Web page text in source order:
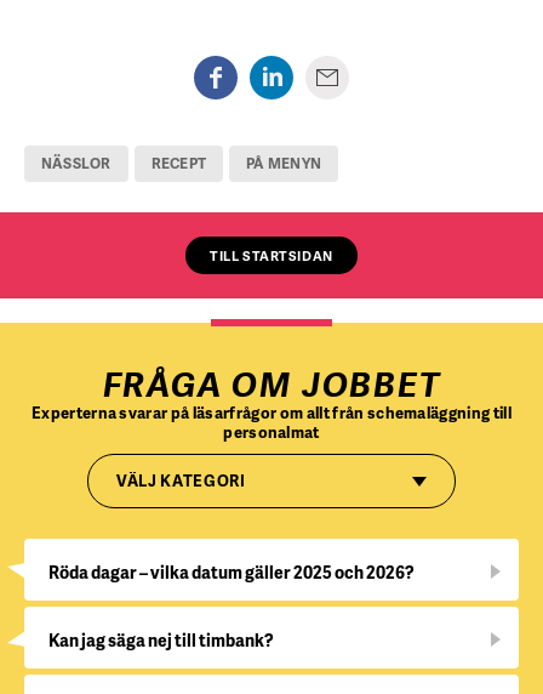
NÄSSLOR RECEPT PÅ MENYN
TILL STARTSIDAN
FRÅGA OM JOBBET
Experterna svarar på läsarfrågor om allt från schemaläggning till
personalmat
VÄLJ KATEGORI
Röda dagar – vilka datum gäller 2025 och 2026?
Kan jag säga nej till timbank?